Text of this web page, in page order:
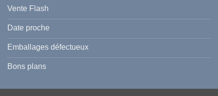
Vente Flash
Date proche
Emballages défectueux
Bons plans